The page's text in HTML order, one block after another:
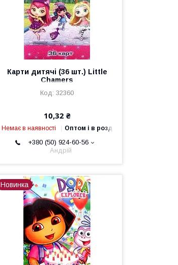
Карти дитячі (36 шт.) Little
Chamers
32360
10,32 ₴
Немає в наявності Оптом і в роздріб
+380 (50) 924-60-56
Андрій
Новинка